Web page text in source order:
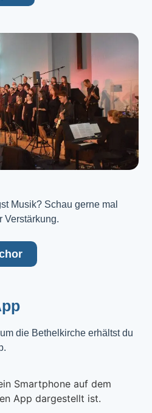
Musik? Schau gerne mal
Verstärkung.
die Bethelkirche erhältst du